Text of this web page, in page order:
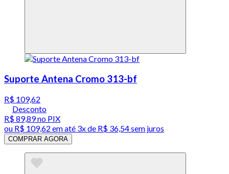
Suporte Antena Cromo 313-bf
R$ 109,62
Desconto
R$ 89,89no PIX
ou R$ 109,62 em até 3x de R$ 36,54 sem juros
COMPRAR AGORA